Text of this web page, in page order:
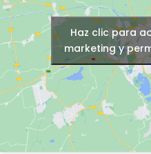
Haz clic para
marketing y